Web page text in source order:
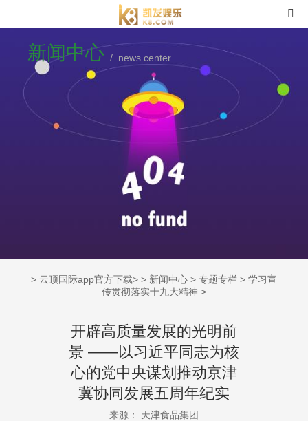
新闻中心 / news center
> 云顶国际app官方下载> > 新闻中心 > 专题专栏 > 学习宣
传贯彻落实十九大精神 >
开辟高质量发展的光明前
景 ——以习近平同志为核
心的党中央谋划推动京津
冀协同发展五周年纪实
来源： 天津食品集团